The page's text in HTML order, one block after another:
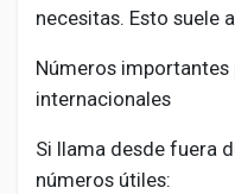
necesitas. Esto suele
Números importantes
internacionales
Si llama desde fuera
números útiles: